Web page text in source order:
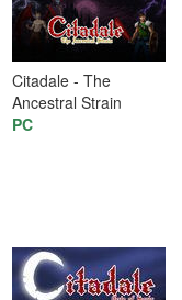
Citadale - The
Ancestral Strain
PC